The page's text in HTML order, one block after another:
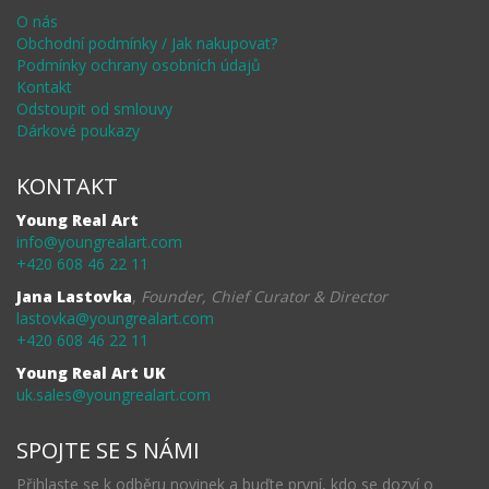
O nás
Obchodní podmínky / Jak nakupovat?
Podmínky ochrany osobních údajů
Kontakt
Odstoupit od smlouvy
Dárkové poukazy
KONTAKT
Young Real Art
info@youngrealart.com
+420 608 46 22 11
Jana Lastovka, Founder, Chief Curator & Director
lastovka@youngrealart.com
+420 608 46 22 11
Young Real Art UK
uk.sales@youngrealart.com
SPOJTE SE S NÁMI
Přihlaste se k odběru novinek a buďte první, kdo se dozví o